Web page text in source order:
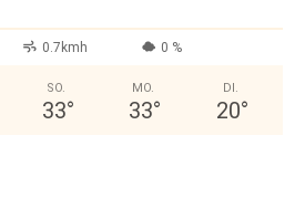
0.7kmh 0 %
SO.
33°
MO.
33°
DI.
20°